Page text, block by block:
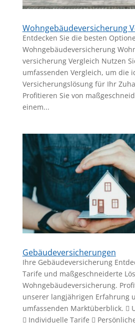
Wohngebäudeversicherung
Entdecken Sie die besten
Wohngebäudeversicherung
versicherung Vergleich Nutzen
umfassenden Vergleich, um die
Versicherungslösung für Ihr
Profitieren Sie von
einem...
Gebäudeversicherungen
Ihre Gebäudeversicherung
Tarife und maßgeschneiderte
Wohngebäudeversicherung.
unserer langjährigen Erfahrung
umfassenden Marktüberblick. 
 Individuelle Tarife 